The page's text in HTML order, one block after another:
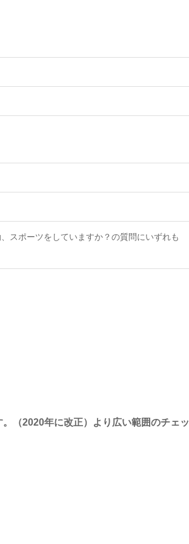
スポーツをしていますか？の質問にいずれも
（2020年に改正）より広い範囲のチェッ